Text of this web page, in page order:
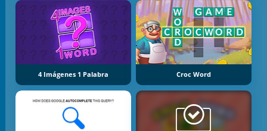
4 Imágenes 1 Palabra Croc Word